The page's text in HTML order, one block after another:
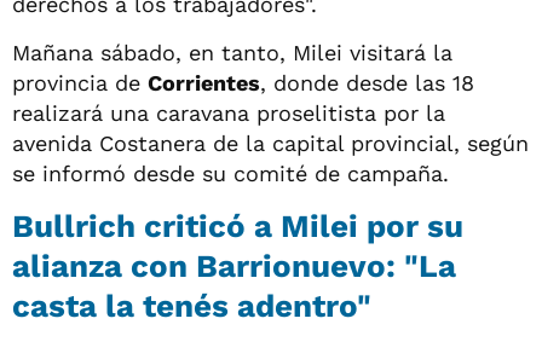
Mañana sábado, en tanto, Milei visitará la
provincia de Corrientes, donde desde las 18
realizará una caravana proselitista por la
avenida Costanera de la capital provincial, según
se informó desde su comité de campaña.
Bullrich criticó a Milei por su
alianza con Barrionuevo: "La
casta la tenés adentro"